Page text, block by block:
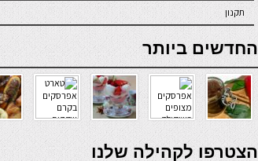
תקנון
online casino
החדשים ביותר
verde casino
הצטרפו לקהילה שלנו